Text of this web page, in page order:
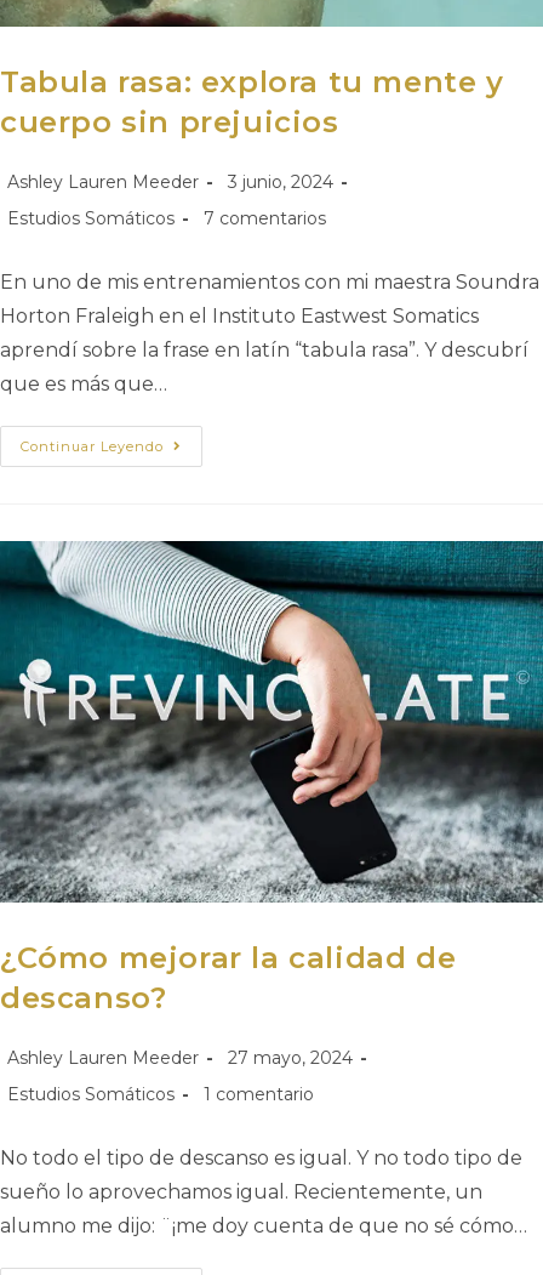
Tabula rasa: explora tu mente y
cuerpo sin prejuicios
Ashley Lauren Meeder
3 junio, 2024
Estudios Somáticos
7 comentarios
En uno de mis entrenamientos con mi maestra Soundra
Horton Fraleigh en el Instituto Eastwest Somatics
aprendí sobre la frase en latín “tabula rasa”. Y descubrí
que es más que…
Continuar Leyendo
¿Cómo mejorar la calidad de
descanso?
Ashley Lauren Meeder
27 mayo, 2024
Estudios Somáticos
1 comentario
No todo el tipo de descanso es igual. Y no todo tipo de
sueño lo aprovechamos igual. Recientemente, un
alumno me dijo: ¨¡me doy cuenta de que no sé cómo…